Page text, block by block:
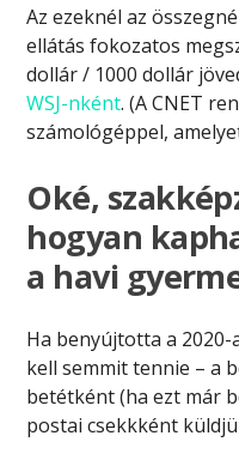
Az ezeknél az
ellátás fokozatos
dollár / 1000 dollár
WSJ-nként. (A CNET
számológéppel,
Oké,
hogyan
a havi
Ha benyújtotta a
kell semmit tennie – a
betétként (ha ezt már
postai csekkként